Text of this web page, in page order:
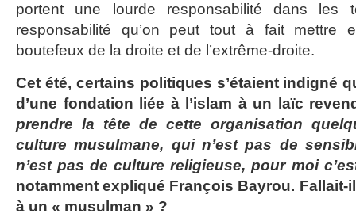
portent une lourde responsabilité dans les
responsabilité qu’on peut tout à fait mettre
boutefeux de la droite et de l’extrême-droite.
Cet été, certains politiques s’étaient indigné
d’une fondation liée à l’islam à un laïc
prendre la tête de cette organisation
culture musulmane, qui n’est pas de
n’est pas de culture religieuse, pour moi
notamment expliqué François Bayrou.
à un « musulman » ?